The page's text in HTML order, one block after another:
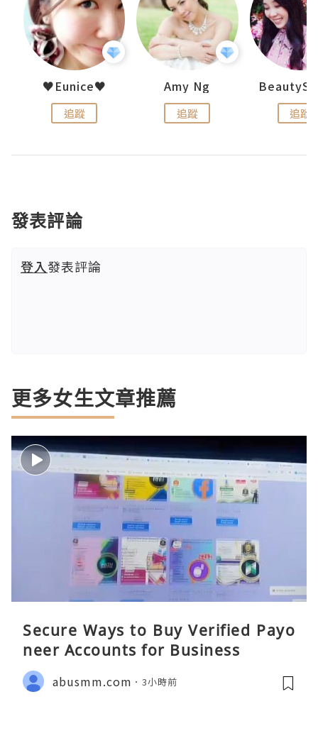
♥Eunice♥
追蹤
Amy Ng
追蹤 追蹤
發表評論
登入發表評論
更多女生文章推薦
Secure Ways to Buy Verified Payo
neer Accounts for Business
abusmm.com 3小時前